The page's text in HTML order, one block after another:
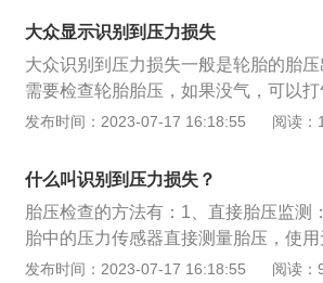
胎破损，正常情况下还是可以行驶，
能造成轮胎爆炸，可以让汽车减速，
三角警示灯提醒，下车检查四个轮胎
话。消除压力损失的方法：1、第一种
门侧的轮胎标准胎压值。用气泵将轮
胎压重置后，系统默认胎压处于正常
式不支持所有车型的操作，在高配车
大众显示识别到压力损失
大众识别到压力损失一般是轮胎的胎
需要检查轮胎胎压，如果没气，可以
胎。如果轮胎胎压过低，导致轮胎胎
压出现问题，第1个可能是因为轮胎有
排查检查，很可能是因为扎的钉子导
是，汽车的载重量超过规定范围，在
过多，或者所装载的物品过多；第3个
胎压传感器出现短暂性问题，导致错
发布时间：2023-07-17 16:18:55 阅读：
什么叫识别到压力损失？
胎压检查的方法有：1、直接胎压监
胎中的压力传感器直接测量胎压，使
中央接收器模块，然后显示胎压数据
发布时间：2023-07-17 16:18:55 阅读：